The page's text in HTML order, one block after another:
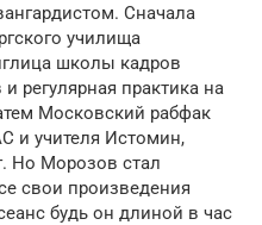
Сначала
училища
школы кадров
регулярная практика на
Московский рабфак
и учителя Истомин,
Но Морозов стал
свои произведения
будь он длиной в час